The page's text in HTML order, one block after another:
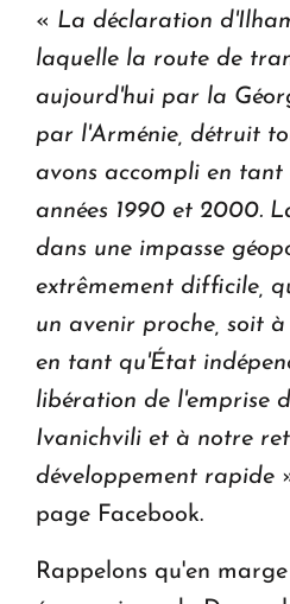
« La déclaration
laquelle la route de
aujourd'hui par la
par l'Arménie, détruit
avons accompli en tant
années 1990 et 2000.
dans une impasse
extrêmement difficile,
un avenir proche, soit
en tant qu'État
libération de l'emprise
Ivanichvili et à notre
développement rapide
page Facebook.
Rappelons qu'en